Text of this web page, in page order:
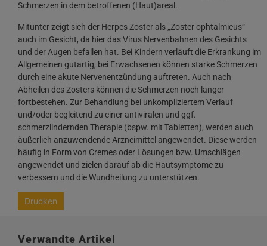
Schmerzen in dem betroffenen (Haut)areal.
Mitunter zeigt sich der Herpes Zoster als „Zoster ophtalmicus“
auch im Gesicht, da hier das Virus Nervenbahnen des Gesichts
und der Augen befallen hat. Bei Kindern verläuft die Erkrankung im
Allgemeinen gutartig, bei Erwachsenen können starke Schmerzen
durch eine akute Nervenentzündung auftreten. Auch nach
Abheilen des Zosters können die Schmerzen noch länger
fortbestehen. Zur Behandlung bei unkompliziertem Verlauf
und/oder begleitend zu einer antiviralen und ggf.
schmerzlindernden Therapie (bspw. mit Tabletten), werden auch
äußerlich anzuwendende Arzneimittel angewendet. Diese werden
häufig in Form von Cremes oder Lösungen bzw. Umschlägen
angewendet und zielen darauf ab die Hautsymptome zu
verbessern und die Wundheilung zu unterstützen.
Verwandte Artikel